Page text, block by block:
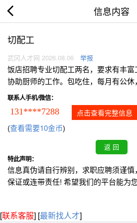
信息内容
切配工
武冈人才网 2026.08.06 举报
饭店招聘专业切配工两名，要求有丰
协助厨师的工作。包吃住，每月有公休
联系人手机/微信：
131****7288 点击查看完整信息
(查看需要10金币)
特此声明：
信息真伪请自行辨别，求职应聘须谨
保证或连带责任! 希望我们的平台能为
[联系客服] [最新找人才]